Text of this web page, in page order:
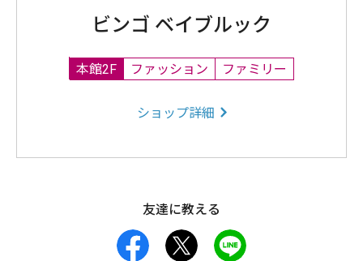
ビンゴ ベイブルック
本館2F ファッション ファミリー
ショップ詳細
友達に教える
facebook